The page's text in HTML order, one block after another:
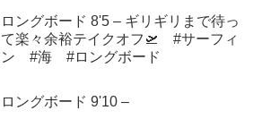
ロングボード 8'5 – ギリギリまで待っ
て楽々余裕テイクオフ🛫 #サーフィ
ン #海 #ロングボード
ロングボード 9'10 –